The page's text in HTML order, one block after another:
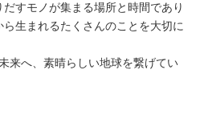
すモノが集まる場所と時間であり
生まれるたくさんのことを大切に
来へ、素晴らしい地球を繋げてい